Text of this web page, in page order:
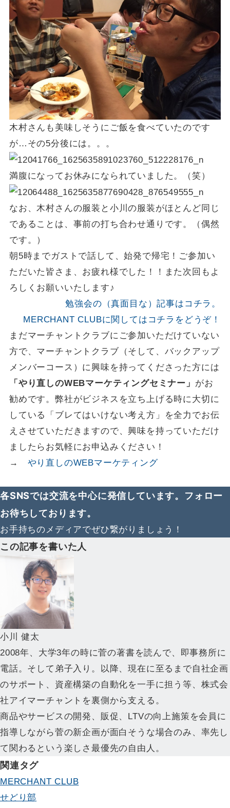
木村さんも美味しそうにご飯を食べていたのです
が…その5分後には。。。
満腹になってお休みになられていました。（笑）
なお、木村さんの服装と小川の服装がほとんど同じ
であることは、事前の打ち合わせ通りです。（偶然
です。）
朝5時までガストで話して、始発で帰宅！ご参加い
ただいた皆さま、お疲れ様でした！！また次回もよ
ろしくお願いいたします♪
勉強会の（真面目な）記事はコチラ。
MERCHANT CLUBに関してはコチラをどうぞ！
まだマーチャントクラブにご参加いただけていない
方で、マーチャントクラブ（そして、バックアップ
メンバーコース）に興味を持ってくださった方には
「やり直しのWEBマーケティングセミナー」 がお
勧めです。弊社がビジネスを立ち上げる時に大切に
している「ブレてはいけない考え方」を全力でお伝
えさせていただきますので、興味を持っていただけ
ましたらお気軽にお申込みください！
→ やり直しのWEBマーケティング
各SNSでは交流を中心に発信しています。フォロー
お待ちしております。
お手持ちのメディアでぜひ繋がりましょう！
この記事を書いた人
小川 健太
2008年、大学3年の時に菅の著書を読んで、即事務所に
電話。そして弟子入り。以降、現在に至るまで自社企画
のサポート、資産構築の自動化を一手に担う等、株式会
社アイマーチャントを裏側から支える。
商品やサービスの開発、販促、LTVの向上施策を会員に
指導しながら菅の新企画が面白そうな場合のみ、率先し
て関わるという楽しさ最優先の自由人。
関連タグ
MERCHANT CLUB
せどり部